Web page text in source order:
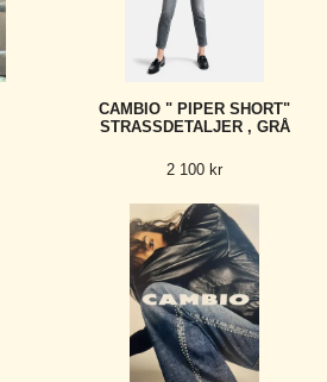
CAMBIO " PIPER SHORT"
STRASSDETALJER , GRÅ
2 100 kr